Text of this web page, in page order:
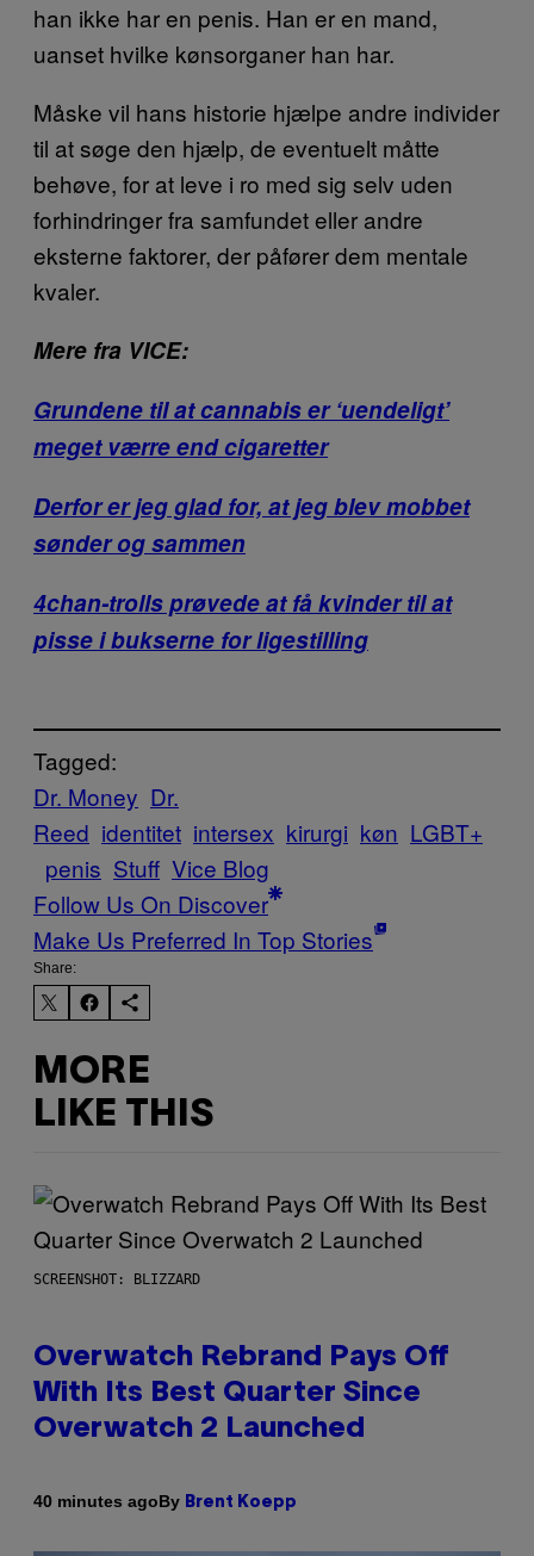
han ikke har en penis. Han er en mand,
uanset hvilke kønsorganer han har.
Måske vil hans historie hjælpe andre individer
til at søge den hjælp, de eventuelt måtte
behøve, for at leve i ro med sig selv uden
forhindringer fra samfundet eller andre
eksterne faktorer, der påfører dem mentale
kvaler.
Mere fra VICE:
Grundene til at cannabis er ‘uendeligt’
meget værre end cigaretter
Derfor er jeg glad for, at jeg blev mobbet
sønder og sammen
4chan-trolls prøvede at få kvinder til at
pisse i bukserne for ligestilling
Tagged:
Dr. Money Dr.
Reed identitet intersex kirurgi køn LGBT+
penis Stuff Vice Blog
Follow Us On Discover
Make Us Preferred In Top Stories
Share:
MORE
LIKE THIS
SCREENSHOT: BLIZZARD
Overwatch Rebrand Pays Off
With Its Best Quarter Since
Overwatch 2 Launched
40 minutes agoBy Brent Koepp